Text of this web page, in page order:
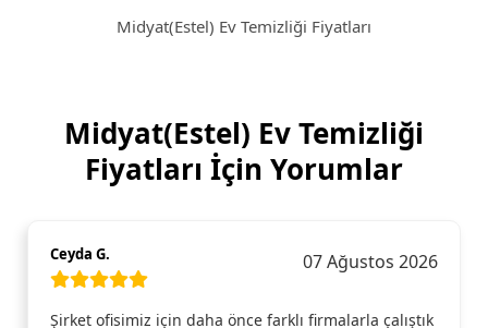
Midyat(Estel) Ev Temizliği Fiyatları
Midyat(Estel) Ev Temizliği
Fiyatları İçin Yorumlar
Ceyda G. 07 Ağustos 2026
Şirket ofisimiz için daha önce farklı firmalarla çalıştık